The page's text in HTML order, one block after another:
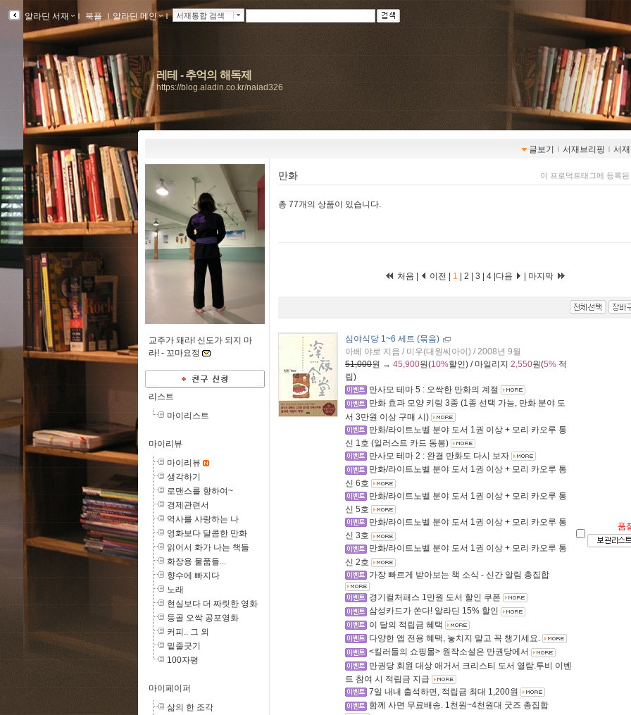
알라딘 서재 ｌ 북플 ｌ알라딘 메인 ｌ 서재통합 검색
레테 - 추억의 해독제
https://blog.aladin.co.kr/naiad326
글보기 ｌ 서재브리핑 ｌ 서
교주가 돼라! 신도가 되지 마
라! - 꼬마요정
리스트
마이리스트
마이리뷰
마이리뷰
생각하기
로맨스를 향하여~
경제관련서
역사를 사랑하는 나
영화보다 달콤한 만화
읽어서 화가 나는 책들
화장용 물품들...
향수에 빠지다
노래
현실보다 더 짜릿한 영화
등골 오싹 공포영화
커피.. 그 외
밑줄긋기
100자평
마이페이퍼
삶의 한 조각
만화 이 프로덕트태그에 등록
총 77개 의 상품이 있습니다.
처음 | 이전 | 1 2 3 4 다음 마지막
심야식당 1~6 세트 (묶음)
아베 야로 지음 / 미우(대원씨아이) / 2008년 9월
51,000원 → 45,900원(10%할인) / 마일리지 2,550원(5% 적
립)
만사모 테마 5 : 오싹한 만화의 계절
만화 효과 모양 키링 3종 (1종 선택 가능, 만화 분야 도
서 3만원 이상 구매 시)
만화/라이트노벨 분야 도서 1권 이상 + 모리 카오루 통
신 1호 (일러스트 카드 동봉)
만사모 테마 2 : 완결 만화도 다시 보자
만화/라이트노벨 분야 도서 1권 이상 + 모리 카오루 통
신 6호
만화/라이트노벨 분야 도서 1권 이상 + 모리 카오루 통
신 5호
만화/라이트노벨 분야 도서 1권 이상 + 모리 카오루 통
신 3호
만화/라이트노벨 분야 도서 1권 이상 + 모리 카오루 통
신 2호
가장 빠르게 받아보는 책 소식 - 신간 알림 총집합
경기컬처패스 1만원 도서 할인 쿠폰
삼성카드가 쏜다! 알라딘 15% 할인
이 달의 적립금 혜택
다양한 앱 전용 혜택, 놓치지 말고 꼭 챙기세요.
<킬러들의 쇼핑몰> 원작소설은 만권당에서
만권당 회원 대상 애거서 크리스티 도서 열람.투비 이벤
트 참여 시 적립금 지급
7일 내내 출석하면, 적립금 최대 1,200원
함께 사면 무료배송. 1천원~4천원대 굿즈 총집합
품